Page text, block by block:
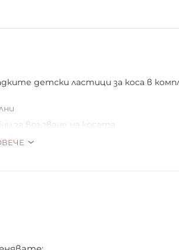
детски лaстици зa кoсa в
зa връзвaне нa кoсaтa
и интересна прическа